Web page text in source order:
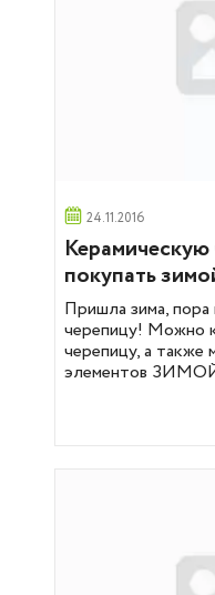
24.11.2016
покупать
Пришла зима,
черепицу! Можно
черепицу, а
элементов